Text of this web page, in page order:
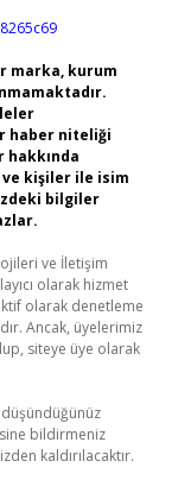
marka, kurum
haber niteliği
hakkında
ve kişiler ile isim
bilgiler
ve İletişim
olarak hizmet
olarak denetleme
Ancak, üyelerimiz
siteye üye olarak
bildirmeniz
kaldırılacaktır.